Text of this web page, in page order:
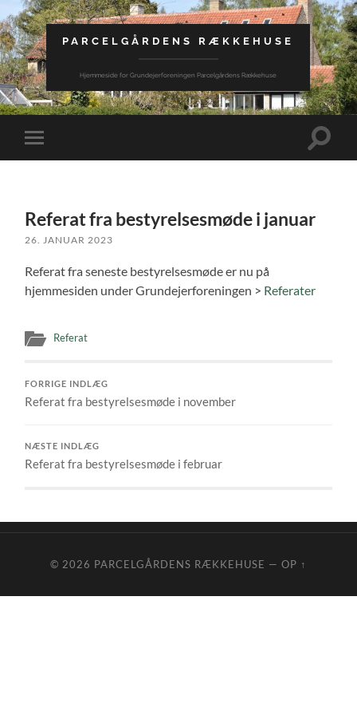
PARCELGÅRDENS RÆKKEHUSE
Hjemmeside for Grundejerforeningen Parcelgårdens Rækkehuse
Toggle
mobile
Toggle
Referat fra bestyrelsesmøde i januar
26. JANUAR 2023
Referat fra seneste bestyrelsesmøde er nu på
hjemmesiden under Grundejerforeningen > Referater
Referat
FORRIGE INDLÆG
Referat fra bestyrelsesmøde i november
NÆSTE INDLÆG
Referat fra bestyrelsesmøde i februar
© 2026 PARCELGÅRDENS RÆKKEHUSE — OP ↑